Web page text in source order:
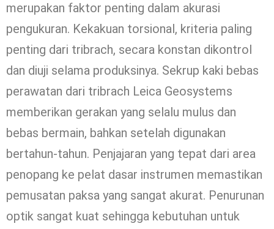
merupakan faktor penting dalam akurasi
pengukuran. Kekakuan torsional, kriteria paling
penting dari tribrach, secara konstan dikontrol
dan diuji selama produksinya. Sekrup kaki bebas
perawatan dari tribrach Leica Geosystems
memberikan gerakan yang selalu mulus dan
bebas bermain, bahkan setelah digunakan
bertahun-tahun. Penjajaran yang tepat dari area
penopang ke pelat dasar instrumen memastikan
pemusatan paksa yang sangat akurat. Penurunan
optik sangat kuat sehingga kebutuhan untuk